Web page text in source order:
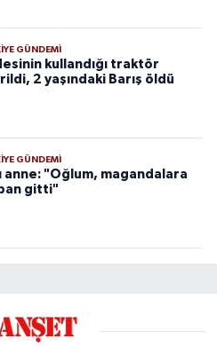
GÜNDEMI
kullandığı traktör
2 yaşındaki Barış öldü
GÜNDEMI
anne: "Oğlum, magandalara
gitti"